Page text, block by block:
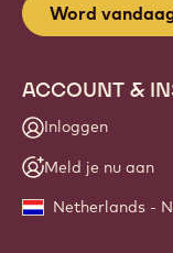
Word
ACCOUNT &
Inloggen
Meld je nu aan
Netherlands -